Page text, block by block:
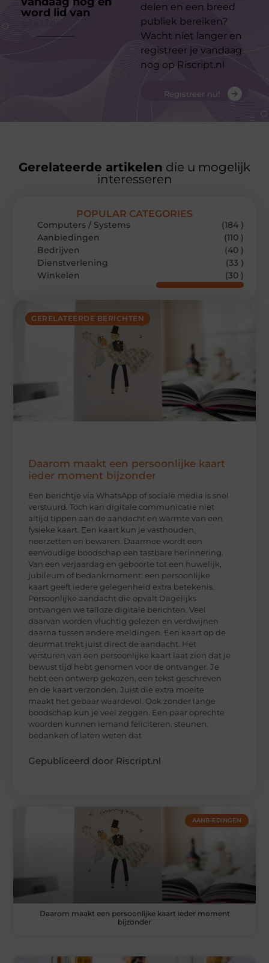
word lid van
delen en een breed
publiek bereiken?
Wacht niet langer en
registreer je vandaag
nog op Riscript.nl
Registreer nu!
Gerelateerde artikelen die u mogelijk
interesseren
GERELATEERDE BERICHTEN
Daarom maakt een persoonlijke kaart
ieder moment bijzonder
Een berichtje via WhatsApp of sociale media is snel
verstuurd. Toch kan digitale communicatie niet
altijd tippen aan de aandacht en warmte van een
fysieke kaart. Een kaart kun je vasthouden,
neerzetten en bewaren. Daarmee wordt een
eenvoudige boodschap een tastbare herinnering.
Van een verjaardag en geboorte tot een huwelijk,
jubileum of bedankmoment: een persoonlijke
kaart geeft iedere gelegenheid extra betekenis.
Persoonlijke aandacht die opvalt Dagelijks
ontvangen we talloze digitale berichten. Veel
daarvan worden vluchtig gelezen en verdwijnen
daarna tussen andere meldingen. Een kaart op de
deurmat trekt juist direct de aandacht. Het
versturen van een persoonlijke kaart laat zien dat je
bewust tijd hebt genomen voor de ontvanger. Je
hebt een ontwerp gekozen, een tekst geschreven
en de kaart verzonden. Juist die extra moeite
maakt het gebaar waardevol. Ook zonder lange
boodschap kun je veel zeggen. Een paar oprechte
woorden kunnen iemand feliciteren, steunen,
bedanken of laten weten dat
Gepubliceerd door Riscript.nl
POPULAR CATEGORIES
Computers / Systems
(184 )
Aanbiedingen
(110 )
Bedrijven
(40 )
Dienstverlening
(33 )
Winkelen
(30 )
AANBIEDINGEN
Daarom maakt een persoonlijke kaart ieder moment
bijzonder